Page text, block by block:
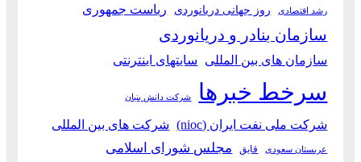
رشد اقتصادی روز جهانی دریانوردی ریاست جمهوری
سازمان بنادر و دریانوردی
سازمان های بین المللی سایتهای اینترنتی
سرخط خبرها شرکت دانش بنیان
شرکت ملی نفت ایران (nioc) شرکت های بین المللی
عربستان سعودی قایق مجلس شورای اسلامی